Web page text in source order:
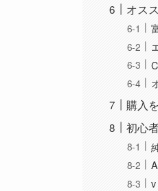
オス
購入
初心